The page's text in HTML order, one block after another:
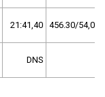
21:41,40 456.30/54,0
DNS